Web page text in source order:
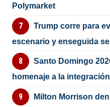
Polymarket
Trump corre para
escenario y enseguida
Santo Domingo
homenaje a la
Milton Morrison